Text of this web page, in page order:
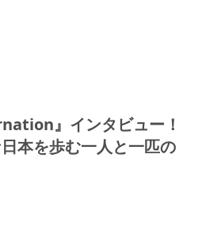
』インタビュー！
本を歩む一人と一匹の